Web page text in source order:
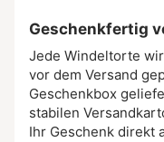
Geschenkfertig
Jede Windeltorte
vor dem Versand
Geschenkbox
stabilen
Ihr Geschenk direkt